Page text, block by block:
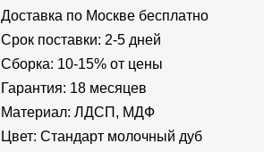
Доставка по Москве бесплатно
Срок поставки: 2-5 дней
Сборка: 10-15% от цены
Гарантия: 18 месяцев
Материал: ЛДСП, МДФ
Цвет: Стандарт молочный дуб